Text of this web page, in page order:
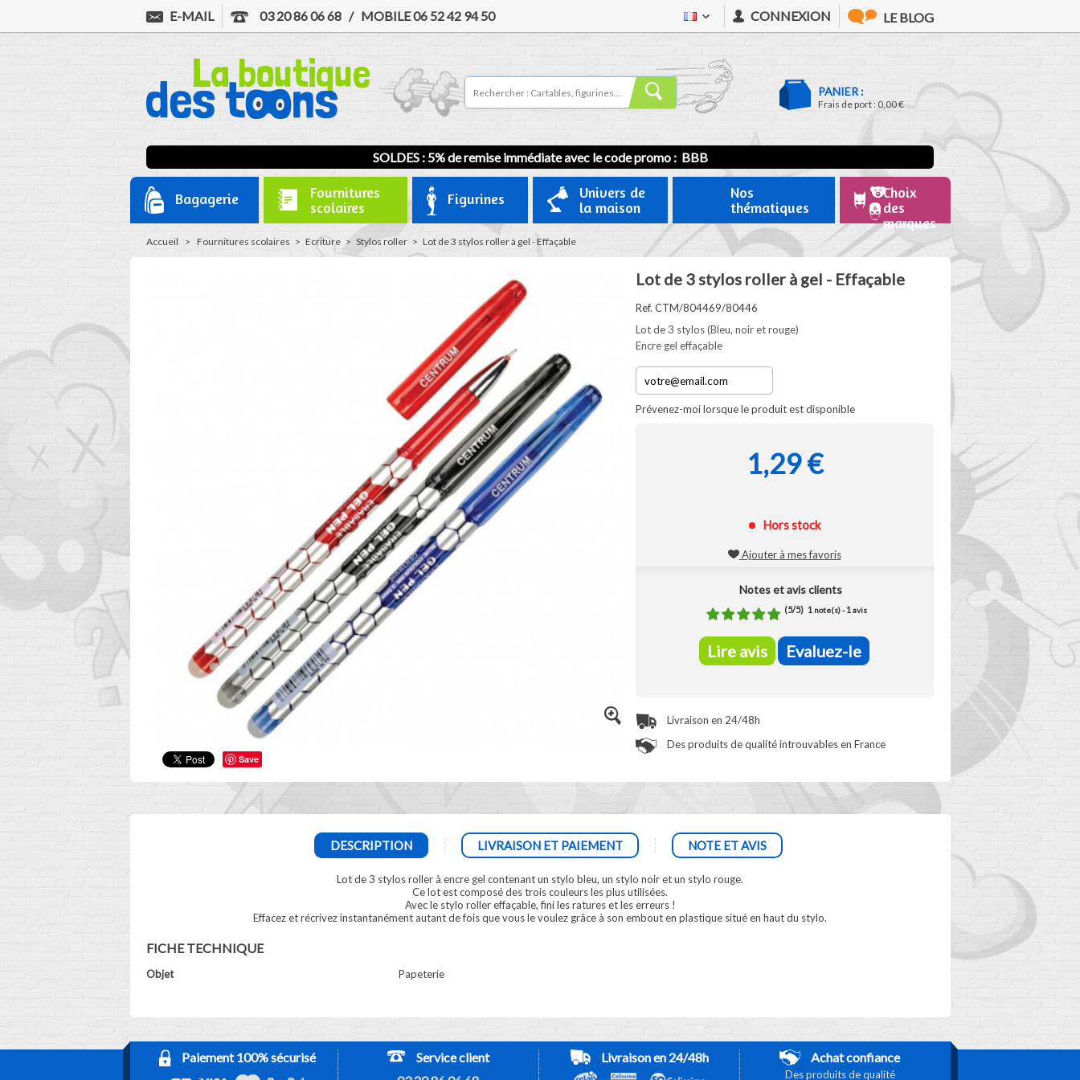
E-MAIL 03 20 86 06 68 / MOBILE06 52 42 94 50 CONNEXION LE BLOG
PANIER :
Frais de port : 0,00 €
SOLDES : 5% de remise immédiate avec le code promo : BBB
Bagagerie
Fournitures
scolaires
Figurines
Univers de
la maison
Nos
thématiques
Choix
des
marques
Accueil > Fournitures scolaires > Ecriture > Stylos roller > Lot de 3 stylos roller à gel - Effaçable
Save
Lot de 3 stylos roller à gel - Effaçable
Ref. CTM/804469/80446
Lot de 3 stylos (Bleu, noir et rouge)
Encre gel effaçable
Prévenez-moi lorsque le produit est disponible
1,29 €
Hors stock
Ajouter à mes favoris
Notes et avis clients
(5/5) 1note(s) -1avis
Lire avis Evaluez-le
Livraison en 24/48h
Des produits de qualité introuvables en France
DESCRIPTION LIVRAISON ET PAIEMENT NOTE ET AVIS
Lot de 3 stylos roller à encre gel contenant un stylo bleu, un stylo noir et un stylo rouge.
Ce lot est composé des trois couleurs les plus utilisées.
Avec le stylo roller effaçable, fini les ratures et les erreurs !
Effacez et récrivez instantanément autant de fois que vous le voulez grâce à son embout en plastique situé en haut du stylo.
FICHE TECHNIQUE
Objet Papeterie
Paiement 100% sécurisé
Service client
Livraison en 24/48h Achat confiance
Des produits de qualité